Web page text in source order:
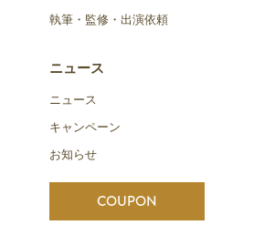
執筆・監修・出演依頼
ニュース
ニュース
キャンペーン
お知らせ
COUPON